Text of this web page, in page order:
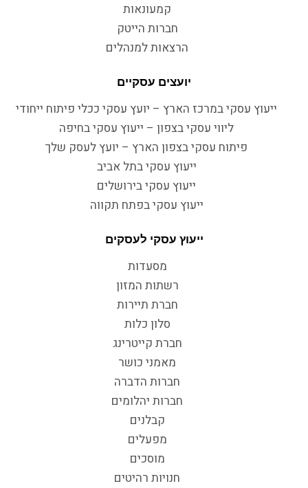
קמעונאות
חברות הייטק
הרצאות למנהלים
יועצים עסקיים
ייעוץ עסקי במרכז הארץ – יועץ עסקי ככלי פיתוח ייחודי
ליווי עסקי בצפון – ייעוץ עסקי בחיפה
פיתוח עסקי בצפון הארץ – יועץ לעסק שלך
ייעוץ עסקי בתל אביב
ייעוץ עסקי בירושלים
ייעוץ עסקי בפתח תקווה
ייעוץ עסקי לעסקים
מסעדות
רשתות המזון
חברת תיירות
סלון כלות
חברת קייטרינג
מאמני כושר
חברות הדברה
חברות יהלומים
קבלנים
מפעלים
מוסכים
חנויות רהיטים